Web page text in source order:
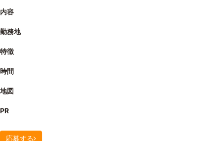
内容
勤務地
特徴
時間
地図
PR
応募する